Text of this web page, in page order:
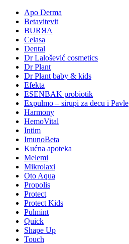
Apo Derma
Betavitevit
BURЯA
Celasa
Dental
Dr Lalošević cosmetics
Dr Plant
Dr Plant baby & kids
Efekta
ESENBAK probiotik
Expulmo – sirupi za decu i Pavle
Harmony
HemoVital
Intim
ImunoBeta
Kućna apoteka
Melemi
Mikrolaxi
Oto Aqua
Propolis
Protect
Protect Kids
Pulmint
Quick
Shape Up
Touch